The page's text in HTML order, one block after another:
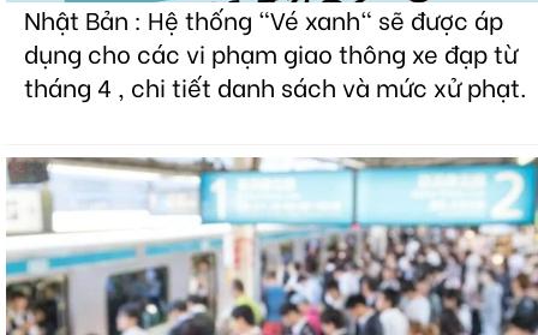
Nhật Bản : Hệ thống "Vé xanh" sẽ được áp
dụng cho các vi phạm giao thông xe đạp từ
tháng 4 , chi tiết danh sách và mức xử phạt.